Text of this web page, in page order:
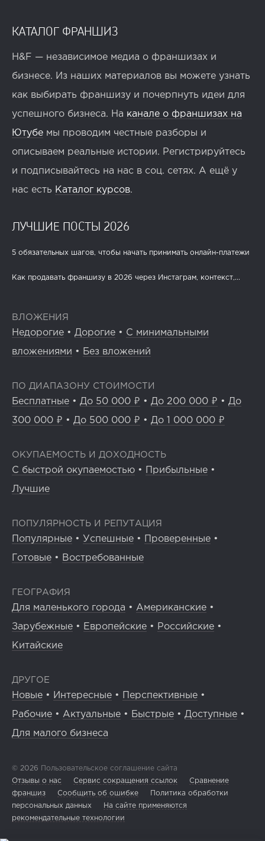
КАТАЛОГ ФРАНШИЗ
H&F — независимое медиа о франшизах и
бизнесе. Из наших материалов вы можете узнать
как выбирать франшизу и почерпнуть идеи для
успешного бизнеса. На канале о франшизах на
Ютубе мы проводим честные разборы и
описываем реальные истории. Регистрируйтесь
и подписывайтесь на нас в соц. сетях. А ещё у
нас есть Каталог курсов.
ЛУЧШИЕ ПОСТЫ 2026
5 обязательных шагов, чтобы начать принимать онлайн-платежи
Как продавать франшизу в 2026 через Инстаграм, контекст,...
ВЛОЖЕНИЯ
Недорогие • Дорогие • С минимальными
вложениями • Без вложений
ПО ДИАПАЗОНУ СТОИМОСТИ
Бесплатные • До 50 000 ₽ • До 200 000 ₽ • До
300 000 ₽ • До 500 000 ₽ • До 1 000 000 ₽
ОКУПАЕМОСТЬ И ДОХОДНОСТЬ
С быстрой окупаемостью • Прибыльные •
Лучшие
ПОПУЛЯРНОСТЬ И РЕПУТАЦИЯ
Популярные • Успешные • Проверенные •
Готовые • Востребованные
ГЕОГРАФИЯ
Для маленького города • Американские •
Зарубежные • Европейские • Российские •
Китайские
ДРУГОЕ
Новые • Интересные • Перспективные •
Рабочие • Актуальные • Быстрые • Доступные •
Для малого бизнеса
© 2026 Пользовательское соглашение сайта
Отзывы о нас
Сервис сокращения ссылок
Сравнение
франшиз
Сообщить об ошибке
Политика обработки
персональных данных
На сайте применяются
рекомендательные технологии